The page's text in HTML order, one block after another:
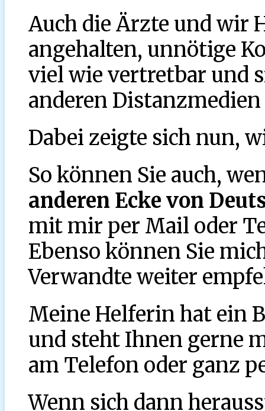
Auch die Ärzte und wir
angehalten, unnötige
viel wie vertretbar und
anderen
Dabei zeigte sich nun,
So können Sie auch,
anderen Ecke von
mit mir per Mail oder
Ebenso können Sie
Verwandte weiter
Meine Helferin hat ein
und steht Ihnen gerne
am Telefon oder ganz
Wenn sich dann